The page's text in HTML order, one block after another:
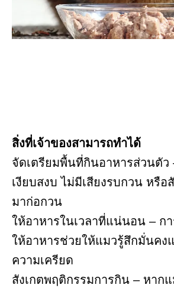
สิ่งที่เจ้าของสามารถทำได้
จัดเตรียมพื้นที่กินอาหารส่วนตัว
เงียบสงบ ไม่มีเสียงรบกวน หรือ
มาก่อกวน
ให้อาหารในเวลาที่แน่นอน – ก
ให้อาหารช่วยให้แมวรู้สึกมั่นคง
ความเครียด
สังเกตพฤติกรรมการกิน – หาก